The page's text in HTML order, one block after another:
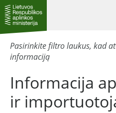
Informacija
ir
Pasirinkite filtro laukus, kad
informaciją